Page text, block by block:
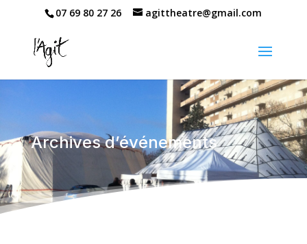
07 69 80 27 26 agittheatre@gmail.com
Archives d’événements